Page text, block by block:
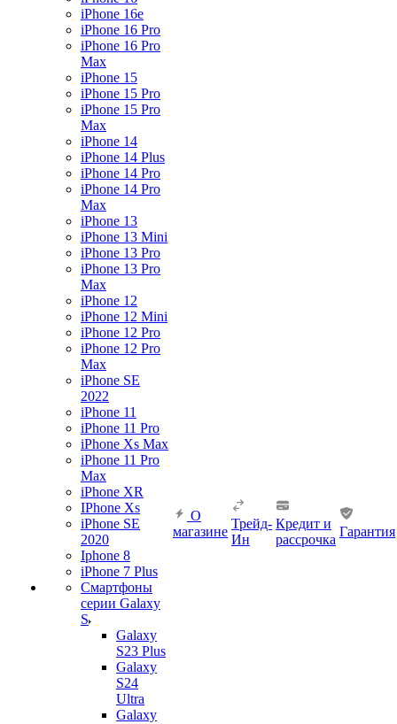
iPhone 16e
iPhone 16 Pro
iPhone 16 Pro
Max
iPhone 15
iPhone 15 Pro
iPhone 15 Pro
Max
iPhone 14
iPhone 14 Plus
iPhone 14 Pro
iPhone 14 Pro
Max
iPhone 13
iPhone 13 Mini
iPhone 13 Pro
iPhone 13 Pro
Max
iPhone 12
iPhone 12 Mini
iPhone 12 Pro
iPhone 12 Pro
Max
iPhone SE
2022
iPhone 11
iPhone 11 Pro
iPhone Xs Max
iPhone 11 Pro
Max
iPhone XR
IPhone Xs
iPhone SE
2020
Iphone 8
iPhone 7 Plus
Смартфоны
серии Galaxy
S
Galaxy
S23 Plus
Galaxy
S24
Ultra
Galaxy
О
магазине
Трейд-
Ин
Кредит и
рассрочка
Гарантия